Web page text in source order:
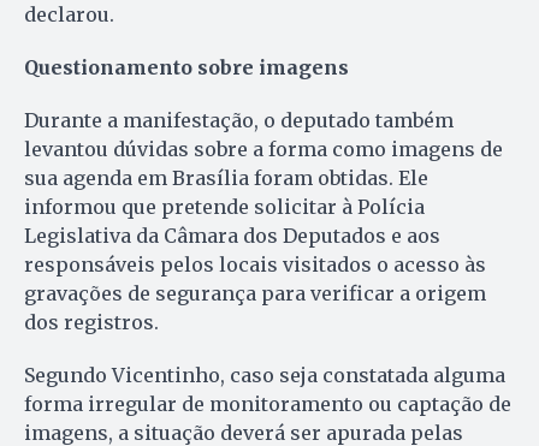
declarou.
Questionamento sobre imagens
Durante a manifestação, o deputado também
levantou dúvidas sobre a forma como imagens de
sua agenda em Brasília foram obtidas. Ele
informou que pretende solicitar à Polícia
Legislativa da Câmara dos Deputados e aos
responsáveis pelos locais visitados o acesso às
gravações de segurança para verificar a origem
dos registros.
Segundo Vicentinho, caso seja constatada alguma
forma irregular de monitoramento ou captação de
imagens, a situação deverá ser apurada pelas